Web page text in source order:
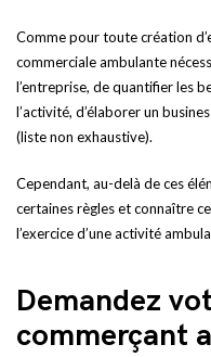
Comme pour toute création
commerciale ambulante
l’entreprise, de quantifier les
l’activité, d’élaborer un
(liste non exhaustive).
Cependant, au-delà de ces
certaines règles et connaître
l’exercice d’une activité
Demandez
commerçant